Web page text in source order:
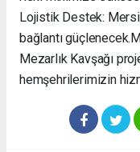
Lojistik Destek:
bağlantı güçlenecek.
Mezarlık Kavşağı
hemşehrilerimizin